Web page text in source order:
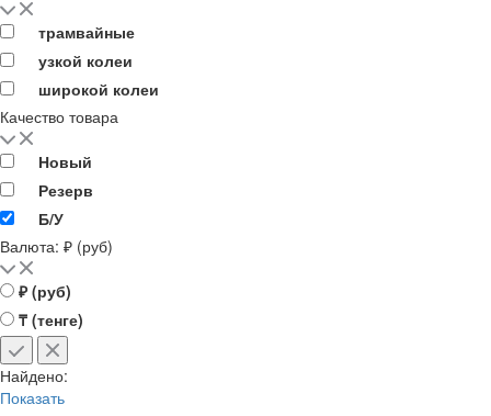
трамвайные
узкой колеи
широкой колеи
Качество товара
Новый
Резерв
Б/У
Валюта: ₽ (руб)
₽ (руб)
₸ (тенге)
Найдено:
Показать